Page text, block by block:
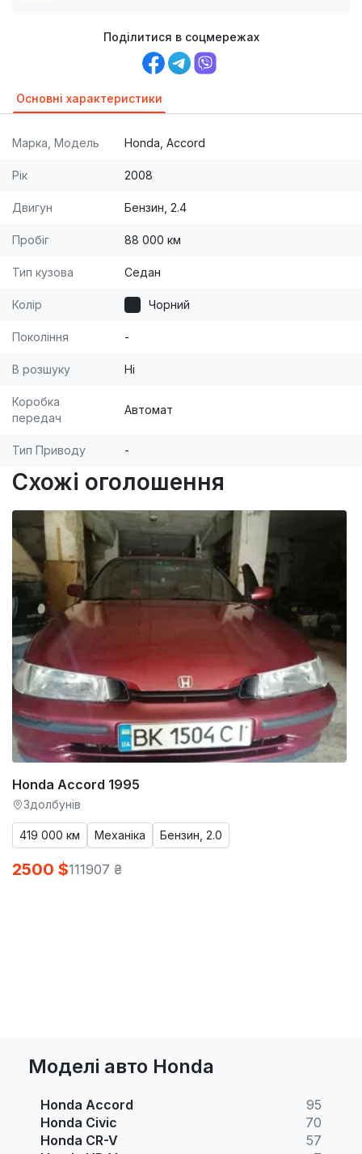
Поділитися в соцмережах
Основні характеристики
Марка, Модель Honda, Accord
Рік 2008
Двигун Бензин, 2.4
Пробіг 88 000 км
Тип кузова Седан
Колір Чорний
Покоління -
В розшуку Ні
Коробка
передач
Автомат
Тип Приводу -
Схожі оголошення
Honda Accord 1995
Здолбунів
419 000 км Механіка Бензин, 2.0
2500 $111907 ₴
Моделі авто Honda
Honda Accord
95
Honda Civic
70
Honda CR-V
57